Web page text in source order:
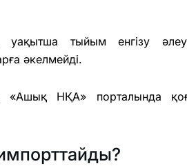
уақытша тыйым енгізу
әкелмейді.
«Ашық НҚА» порталында